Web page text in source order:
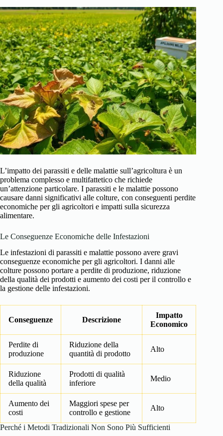
L’impatto dei parassiti e delle malattie sull’agricoltura è un
problema complesso e multifattetico che richiede
un’attenzione particolare. I parassiti e le malattie possono
causare danni significativi alle colture, con conseguenti perdite
economiche per gli agricoltori e impatti sulla sicurezza
alimentare.
Le Conseguenze Economiche delle Infestazioni
Le infestazioni di parassiti e malattie possono avere gravi
conseguenze economiche per gli agricoltori. I danni alle
colture possono portare a perdite di produzione, riduzione
della qualità dei prodotti e aumento dei costi per il controllo e
la gestione delle infestazioni.
Conseguenze Descrizione
Impatto
Economico
Perdite di
produzione
Riduzione della
quantità di prodotto
Alto
Riduzione
della qualità
Prodotti di qualità
inferiore
Medio
Aumento dei
costi
Maggiori spese per
controllo e gestione
Alto
Perché i Metodi Tradizionali Non Sono Più Sufficienti